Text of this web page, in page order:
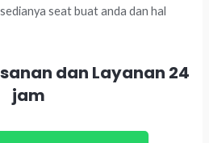
seat buat anda dan hal
dan Layanan 24
jam